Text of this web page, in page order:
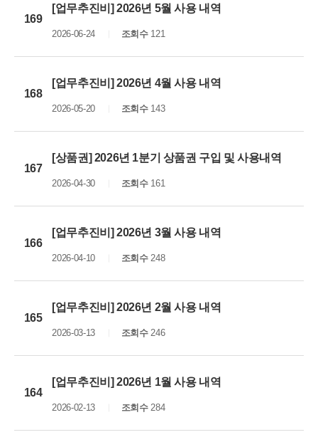
169
[업무추진비] 2026년 5월 사용 내역
2026-06-24 조회수121
168
[업무추진비] 2026년 4월 사용 내역
2026-05-20 조회수143
167
[상품권] 2026년 1분기 상품권 구입 및 사용내역
2026-04-30 조회수161
166
[업무추진비] 2026년 3월 사용 내역
2026-04-10 조회수248
165
[업무추진비] 2026년 2월 사용 내역
2026-03-13 조회수246
164
[업무추진비] 2026년 1월 사용 내역
2026-02-13 조회수284